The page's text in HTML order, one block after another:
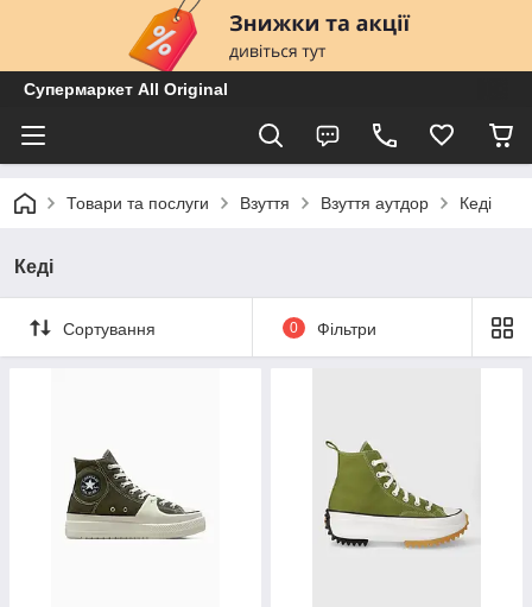
Супермаркет All Original
Товари та послуги Взуття Взуття аутдор Кеді
Кеді
Сортування 0 Фільтри